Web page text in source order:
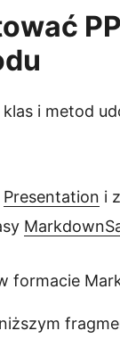
i metod
Presentation i
formacie